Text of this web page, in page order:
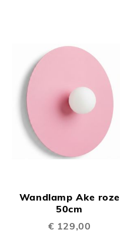
Wandlamp Ake roze
50cm
€ 129,00